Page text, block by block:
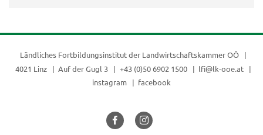
Ländliches Fortbildungsinstitut der Landwirtschaftskammer OÖ
4021 Linz
Auf der Gugl 3 +43 (0)50 6902 1500
lfi@lk-ooe.at
instagram
facebook